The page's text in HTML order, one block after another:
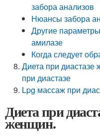
забора анализов
Нюансы забора
Другие
амилазе
Когда следует
Диета при диастазе
при диастазе
Lpg массаж при
Диета при
женщин.